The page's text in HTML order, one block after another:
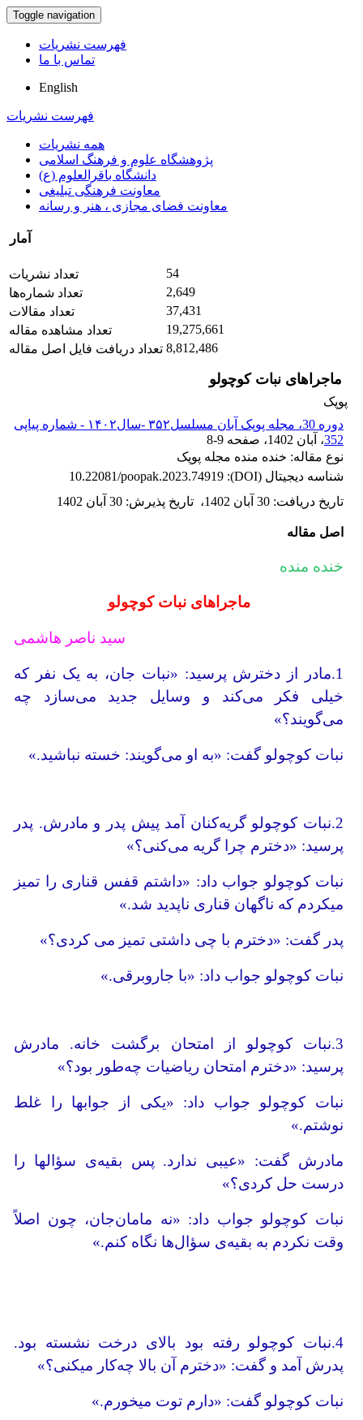
Toggle navigation
فهرست نشریات
تماس با ما
English
فهرست نشریات
همه نشریات
پژوهشگاه علوم و فرهنگ اسلامی
دانشگاه باقرالعلوم (ع)
معاونت فرهنگی تبلیغی
معاونت فضای مجازی ، هنر و رسانه
آمار
تعداد نشریات
54
تعداد شماره‌ها
2,649
تعداد مقالات
37,431
تعداد مشاهده مقاله
19,275,661
تعداد دریافت فایل اصل مقاله 8,812,486
ماجراهای نبات کوچولو
پوپک
دوره 30، مجله پوپک آبان مسلسل۳۵۲ -سال۱۴۰۲ - شماره پیاپی
352، آبان 1402 ، صفحه 8-9
نوع مقاله: خنده منده مجله پوپک
شناسه دیجیتال (DOI):
10.22081/poopak.2023.74919
تاریخ دریافت: 30 آبان 1402 ، تاریخ پذیرش: 30 آبان 1402
اصل مقاله
خنده منده
ماجراهای نبات کوچولو
سید ناصر هاشمی
1.مادر از دخترش پرسید: «نبات جان، به یک نفر که
خیلی فکر می‌کند و وسایل جدید می‌سازد چه
می‌گویند؟»
نبات کوچولو گفت: «به او می‌گویند: خسته نباشید.»
2.نبات کوچولو گریه‌کنان آمد پیش پدر و مادرش. پدر
پرسید: «دخترم چرا گریه می‌کنی؟»
نبات کوچولو جواب داد: «داشتم قفس قناری را تمیز
می­کردم که ناگهان قناری ناپدید شد.»
پدر گفت: «دخترم با چی داشتی تمیز می­ کردی؟»
نبات کوچولو جواب داد: «با جاروبرقی.»
3.نبات کوچولو از امتحان برگشت خانه. مادرش
پرسید: «دخترم امتحان ریاضی­ات چه‌طور بود؟»
نبات کوچولو جواب داد: «یکی از جواب­ها را غلط
نوشتم.»
مادرش گفت: «عیبی ندارد. پس بقیه‌ی سؤال­ها را
درست حل کردی؟»
نبات کوچولو جواب داد: «نه مامان‌جان، چون اصلاً
وقت نکردم به بقیه‌ی سؤال‌ها نگاه کنم.»
4.نبات کوچولو رفته بود بالای درخت نشسته بود.
پدرش آمد و گفت: «دخترم آن بالا چه‌کار می­کنی؟»
نبات کوچولو گفت: «دارم توت می­خورم.»